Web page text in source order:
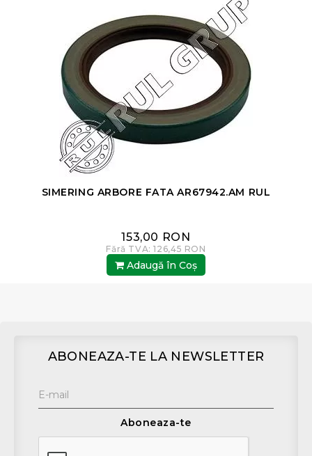
SIMERING ARBORE FATA AR67942.AM RUL
153,00 RON
Fără TVA: 126,45 RON
Adaugă în Coş
ABONEAZA-TE LA NEWSLETTER
Aboneaza-te